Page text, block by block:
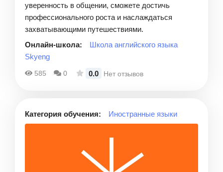
уверенность в общении, сможете достичь
профессионального роста и наслаждаться
захватывающими путешествиями.
Онлайн-школа:
Школа английского языка
Skyeng
585 0 0.0 Нет отзывов
Категория обучения: Иностранные языки